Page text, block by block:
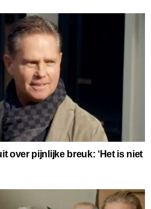
over pijnlijke breuk: ‘Het is niet